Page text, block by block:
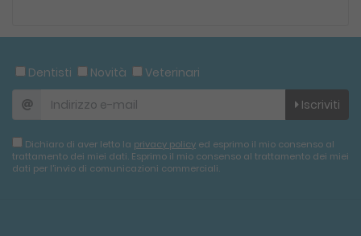
Dentisti Novità Veterinari
Iscriviti
Dichiaro di aver letto la privacy policy ed esprimo il mio consenso al
trattamento dei miei dati. Esprimo il mio consenso al trattamento dei miei
dati per l'invio di comunicazioni commerciali.